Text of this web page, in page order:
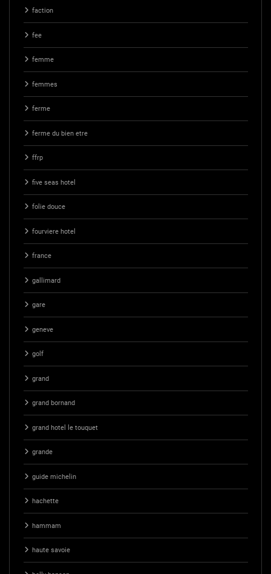
faction
fee
femme
femmes
ferme
ferme du bien etre
ffrp
five seas hotel
folie douce
fourviere hotel
france
gallimard
gare
geneve
golf
grand
grand bornand
grand hotel le touquet
grande
guide michelin
hachette
hammam
haute savoie